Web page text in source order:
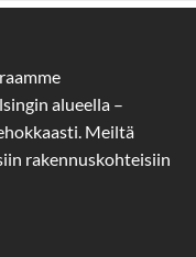
alueella –
Meiltä
rakennuskohteisiin